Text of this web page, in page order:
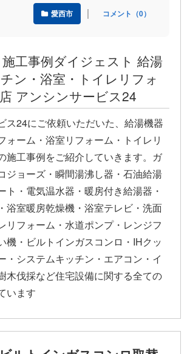
愛西市 ｜ コメント（0）
工事例ダイジェスト 給湯
ン・浴室・トイレリフォ
アンシンサービス24
ス24にご依頼いただいた、給湯機器
ォーム・浴室リフォーム・トイレリ
施工事例をご紹介していきます。ガ
ジョーズ・瞬間湯沸し器・石油給湯
ト・電気温水器・暖房付き給湯器・
浴室暖房乾燥機・浴室テレビ・洗面
リフォーム・水道ポンプ・レンジフ
機・ビルトインガスコンロ・IHクッ
・システムキッチン・エアコン・イ
木伐採など住宅設備に関する全ての
います